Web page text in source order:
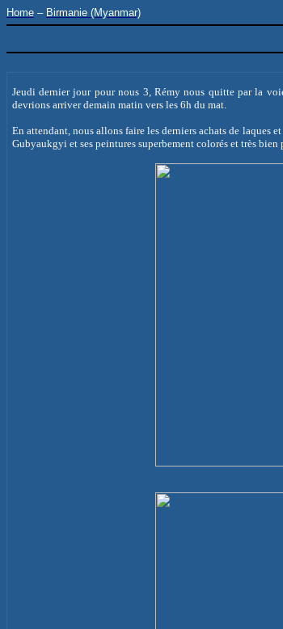
Home – Birmanie (Myanmar)
Jeudi dernier jour pour nous 3, Rémy nous quitte par la
devrions arriver demain matin vers les 6h du mat.
En attendant, nous allons faire les derniers achats de laques
Gubyaukgyiet ses peintures superbement colorés et très bien